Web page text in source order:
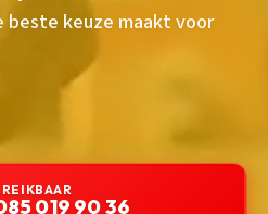
beste keuze maakt voor
019 90 36